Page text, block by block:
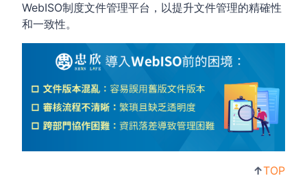
WebISO制度文件管理平台，以提升文件管理的精確性
和一致性。
↑TOP